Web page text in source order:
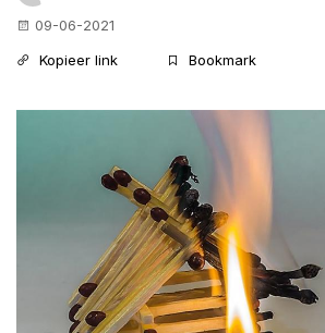
09-06-2021
Kopieer link
Bookmark